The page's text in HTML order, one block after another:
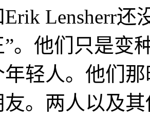
Erik Lensherr还
”。他们只是变
年轻人。他们
友。两人以及